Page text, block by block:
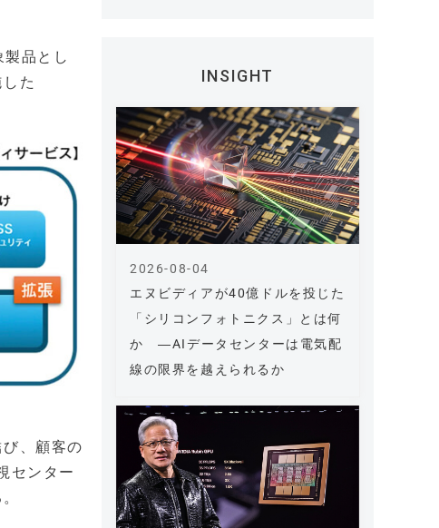
品とし
た
、顧客の
センター
INSIGHT
エヌビディアが40億ドルを投じた
「シリコンフォトニクス」とは何
か ―AIデータセンターは電気配
線の限界を越えられるか
2026-08-04